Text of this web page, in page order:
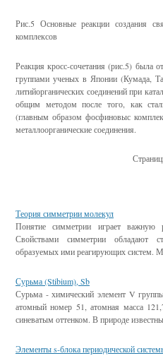
Рис.5 Основные реакции создания
комплексов
Реакция кросс-сочетания (рис.5) была
группами ученых в Японии (Кумада,
литийорганических соединений при
общим методом после того, как
(главным образом фосфиновыс
металлоорганические соединения.
Теория симметрии молекул
Понятие симметрии играет важную
Свойствами симметрии обладают
образуемых ими реагирующих систем.
Сурьма (Stibium), Sb
Сурьма - химический элемент V
атомный номер 51, атомная масса
синеватым оттенком. В природе
Элементы s-блока периодической